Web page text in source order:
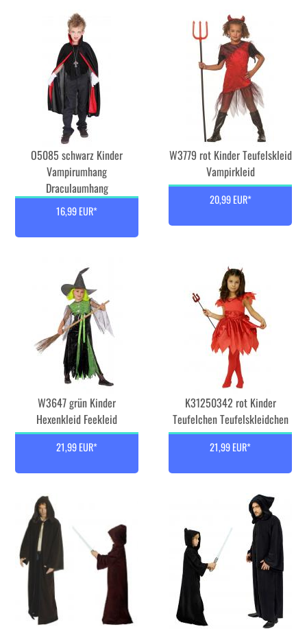
O5085 schwarz Kinder
Vampirumhang
Draculaumhang
16,99 EUR*
W3779 rot Kinder Teufelskleid
Vampirkleid
20,99 EUR*
W3647 grün Kinder
Hexenkleid Feekleid
21,99 EUR*
K31250342 rot Kinder
Teufelchen Teufelskleidchen
21,99 EUR*